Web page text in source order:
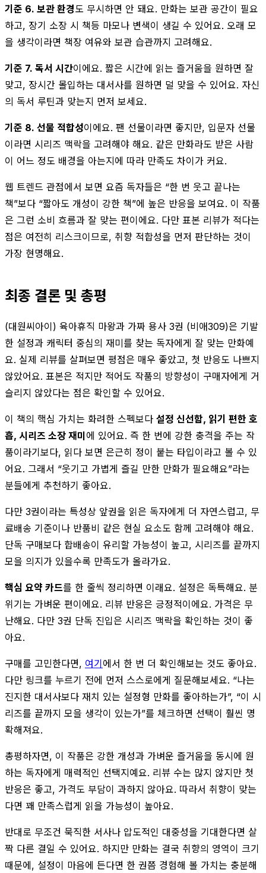
기준 6. 보관 환경도 무시하면 안 돼요. 만화는 보관 공간이 필요
하고, 장기 소장 시 책등 마모나 변색이 생길 수 있어요. 오래 모
을 생각이라면 책장 여유와 보관 습관까지 고려해요.
기준 7. 독서 시간이에요. 짧은 시간에 읽는 즐거움을 원하면 잘
맞고, 장시간 몰입하는 대서사를 원하면 덜 맞을 수 있어요. 자신
의 독서 루틴과 맞는지 먼저 보세요.
기준 8. 선물 적합성이에요. 팬 선물이라면 좋지만, 입문자 선물
이라면 시리즈 맥락을 고려해야 해요. 같은 만화라도 받은 사람
이 어느 정도 배경을 아는지에 따라 만족도 차이가 커요.
웹 트렌드 관점에서 보면 요즘 독자들은 “한 번 웃고 끝나는
책”보다 “짧아도 개성이 강한 책”에 높은 반응을 보여요. 이 작품
은 그런 소비 흐름과 잘 맞는 편이에요. 다만 표본 리뷰가 적다는
점은 여전히 리스크이므로, 취향 적합성을 먼저 판단하는 것이
가장 현명해요.
최종 결론 및 총평
(대원씨아이) 육아휴직 마왕과 가짜 용사 3권 (비애309)은 기발
한 설정과 캐릭터 중심의 재미를 찾는 독자에게 잘 맞는 만화예
요. 실제 리뷰를 살펴보면 평점은 매우 좋았고, 첫 반응도 나쁘지
않았어요. 표본은 적지만 적어도 작품의 방향성이 구매자에게 거
슬리지 않았다는 점은 확인할 수 있어요.
이 책의 핵심 가치는 화려한 스펙보다 설정 신선함, 읽기 편한 호
흡, 시리즈 소장 재미에 있어요. 즉 한 번에 강한 충격을 주는 작
품이라기보다, 읽다 보면 은근히 정이 붙는 타입이라고 볼 수 있
어요. 그래서 “웃기고 가볍게 즐길 만한 만화가 필요해요”라는
분들에게 추천하기 좋아요.
다만 3권이라는 특성상 앞권을 읽은 독자에게 더 자연스럽고, 무
료배송 기준이나 반품비 같은 현실 요소도 함께 고려해야 해요.
단독 구매보다 합배송이 유리할 가능성이 높고, 시리즈를 끝까지
모을 의지가 있을수록 만족도가 올라가요.
핵심 요약 카드를 한 줄씩 정리하면 이래요. 설정은 독특해요. 분
위기는 가벼운 편이에요. 리뷰 반응은 긍정적이에요. 가격은 무
난해요. 다만 3권 단독 진입은 시리즈 맥락을 확인하는 것이 좋
아요.
구매를 고민한다면, 여기에서 한 번 더 확인해보는 것도 좋아요.
다만 링크를 누르기 전에 먼저 스스로에게 질문해보세요. “나는
진지한 대서사보다 재치 있는 설정형 만화를 좋아하는가”, “이 시
리즈를 끝까지 모을 생각이 있는가”를 체크하면 선택이 훨씬 명
확해져요.
총평하자면, 이 작품은 강한 개성과 가벼운 즐거움을 동시에 원
하는 독자에게 매력적인 선택지예요. 리뷰 수는 많지 않지만 첫
반응은 좋고, 가격도 부담이 과하지 않아요. 따라서 취향이 맞는
다면 꽤 만족스럽게 읽을 가능성이 높아요.
반대로 무조건 묵직한 서사나 압도적인 대중성을 기대한다면 살
짝 다른 결일 수 있어요. 하지만 만화는 결국 취향의 영역이 크기
때문에, 설정이 마음에 든다면 한 권쯤 경험해 볼 가치는 충분해